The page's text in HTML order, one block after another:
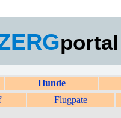
portal
Hunde
Flugpate